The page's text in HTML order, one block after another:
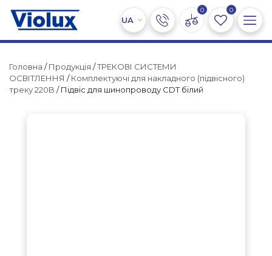
0 0
Головна /Продукція /ТРЕКОВІ СИСТЕМИ
ОСВІТЛЕННЯ /Комплектуючі для накладного (підвісного)
треку 220B / Підвіс для шинопроводу CDT білий